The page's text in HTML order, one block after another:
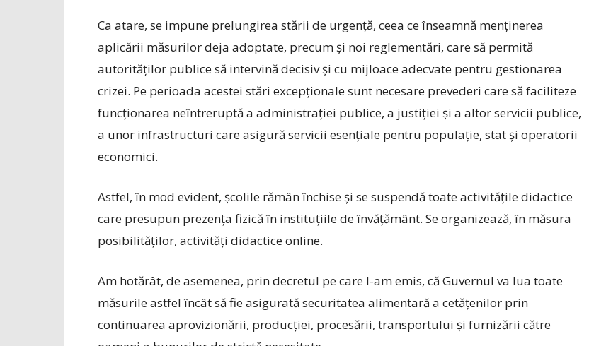
Ca atare, se impune prelungirea stării de urgență, ceea ce înseamnă menținerea
aplicării măsurilor deja adoptate, precum și noi reglementări, care să permită
autorităților publice să intervină decisiv și cu mijloace adecvate pentru gestionarea
crizei. Pe perioada acestei stări excepționale sunt necesare prevederi care să faciliteze
funcționarea neîntreruptă a administrației publice, a justiției și a altor servicii publice,
a unor infrastructuri care asigură servicii esențiale pentru populație, stat și operatorii
economici.
Astfel, în mod evident, școlile rămân închise și se suspendă toate activitățile didactice
care presupun prezența fizică în instituțiile de învățământ. Se organizează, în măsura
posibilităților, activități didactice online.
Am hotărât, de asemenea, prin decretul pe care l-am emis, că Guvernul va lua toate
măsurile astfel încât să fie asigurată securitatea alimentară a cetățenilor prin
continuarea aprovizionării, producției, procesării, transportului și furnizării către